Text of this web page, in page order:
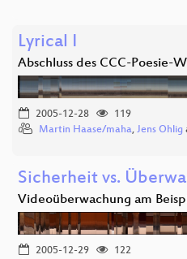
Lyrical I
Abschluss des CCC-Poesie-
2005-12-28
119
Martin Haase/maha, Jens Ohlig
Sicherheit vs.
Videoüberwachung am
2005-12-29
122